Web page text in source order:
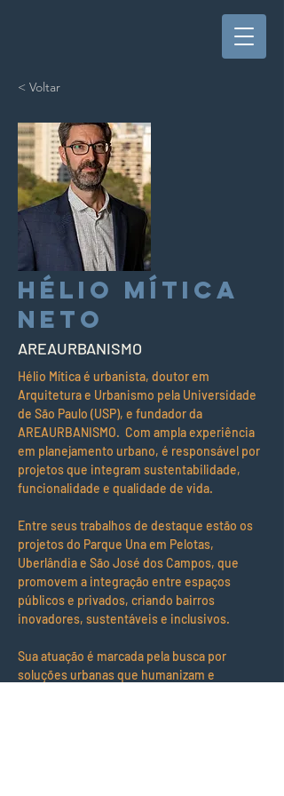
< Voltar
Hélio Mítica
Neto
AREAURBANISMO
Hélio Mítica é urbanista, doutor em
Arquitetura e Urbanismo pela Universidade
de São Paulo (USP), e fundador da
AREAURBANISMO.  Com ampla experiência
em planejamento urbano, é responsável por
projetos que integram sustentabilidade,
funcionalidade e qualidade de vida.
Entre seus trabalhos de destaque estão os
projetos do Parque Una em Pelotas,
Uberlândia e São José dos Campos, que
promovem a integração entre espaços
públicos e privados, criando bairros
inovadores, sustentáveis e inclusivos.
Sua atuação é marcada pela busca por
soluções urbanas que humanizam e